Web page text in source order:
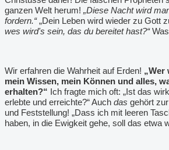
ganzen Welt herum! „Diese Nacht wird
fordern.“„Dein Leben wird wieder zu Gott
wes wird's sein, das du bereitet hast?“Was
Wir erfahren die Wahrheit auf Erden! „Wer
mein Wissen, mein Können und alles,
erhalten?“ Ich fragte mich oft: „Ist das
erlebte und erreichte?“ Auch das gehört
und Feststellung! „Dass ich mit leeren
haben, in die Ewigkeit gehe, soll das etwa